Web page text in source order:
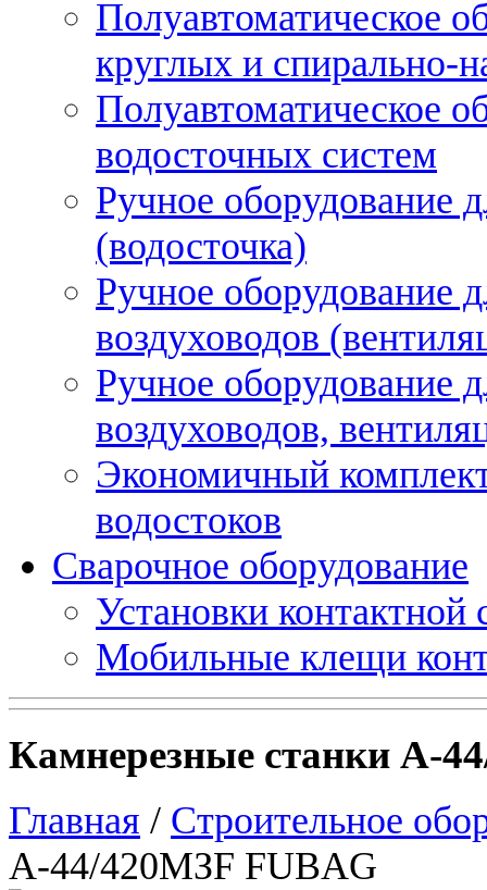
Полуавтоматическое
круглых и спирально-
Полуавтоматическое
водосточных систем
Ручное оборудование
(водосточка)
Ручное оборудование
воздуховодов
Ручное оборудование
воздуховодов,
Экономичный
водостоков
Сварочное оборудование
Установки
Мобильные клещи
Камнерезные станки A-
Главная / Строительное
A-44/420МЗF FUBAG